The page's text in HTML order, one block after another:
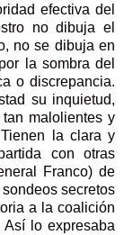
efectiva del
no dibuja el
no se dibuja en
la sombra del
o discrepancia.
su inquietud,
malolientes y
la clara y
con otras
Franco) de
secretos
a la coalición
lo expresaba